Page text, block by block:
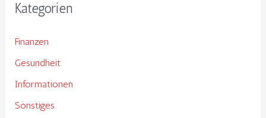
Kategorien
Finanzen
Gesundheit
Informationen
Sonstiges